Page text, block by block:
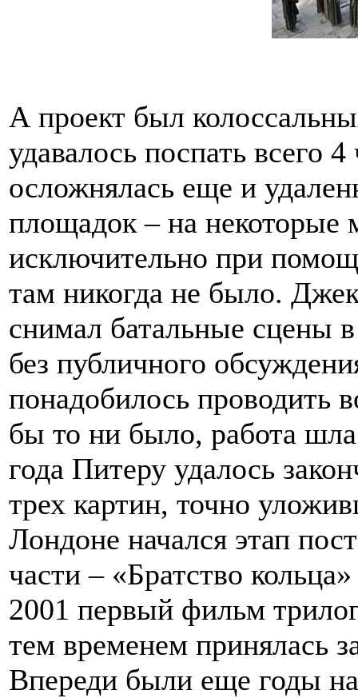
А проект был
удавалось поспать всего
осложнялась еще и
площадок – на некоторые
исключительно при
там никогда не было.
снимал батальные сцены
без публичного
понадобилось проводить
бы то ни было, работа
года Питеру удалось
трех картин, точно
Лондоне начался этап
части – «Братство
2001 первый фильм
тем временем принялась
Впереди были еще годы